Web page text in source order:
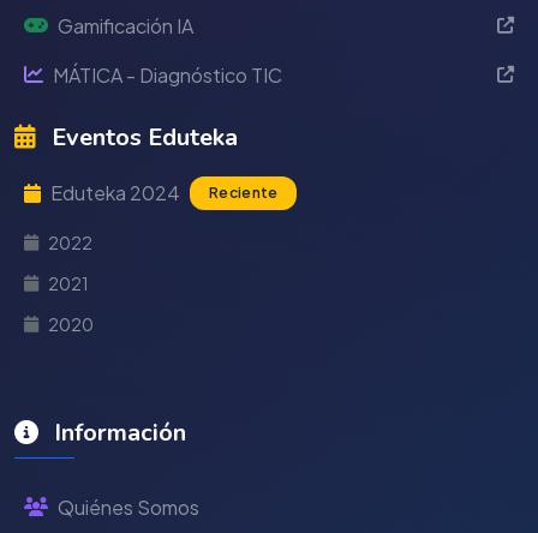
Gamificación IA
MÁTICA - Diagnóstico TIC
Eventos Eduteka
Eduteka 2024 Reciente
2022
2021
2020
Información
Quiénes Somos